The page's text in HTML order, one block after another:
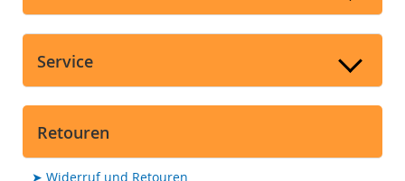
Service
Retouren
➤ Widerruf und Retouren